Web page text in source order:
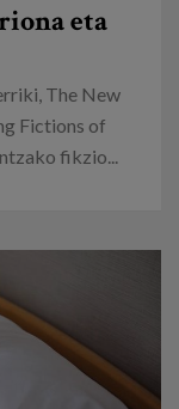
eta
The New
Fictions of
fikzio...